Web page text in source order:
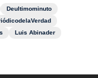
Deultimominuto
Luis Abinader